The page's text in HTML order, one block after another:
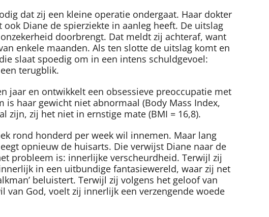
dat zij een kleine operatie ondergaat. Haar dokter
Diane de spierziekte in aanleg heeft. De uitslag
doorbrengt. Dat meldt zij achteraf, want
enkele maanden. Als ten slotte de uitslag komt en
slaat spoedig om in een intens schuldgevoel:
terugblik.
jaar en ontwikkelt een obsessieve preoccupatie met
is haar gewicht niet abnormaal (Body Mass Index,
zijn, zij het niet in ernstige mate (BMI = 16,8).
rond honderd per week wil innemen. Maar lang
opnieuw de huisarts. Die verwijst Diane naar de
probleem is: innerlijke verscheurdheid. Terwijl zij
in een uitbundige fantasiewereld, waar zij net
beluistert. Terwijl zij volgens het geloof van
van God, voelt zij innerlijk een verzengende woede